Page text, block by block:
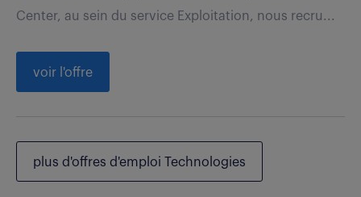
Center, au sein du service Exploitation, nous recru...
voir l'offre
plus d'offres d'emploi Technologies